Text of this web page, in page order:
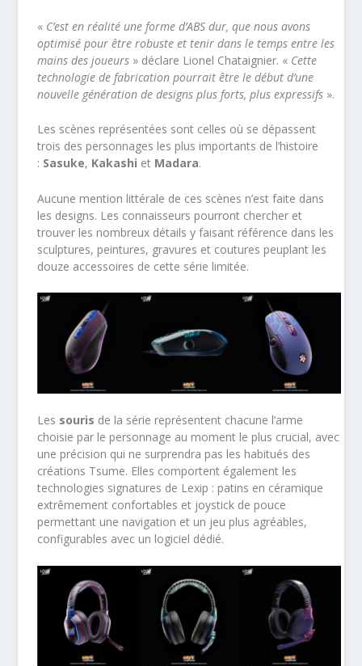
« C’est en réalité une forme d’ABS dur, que nous avons
optimisé pour être robuste et tenir dans le temps entre les
mains des joueurs » déclare Lionel Chataignier. « Cette
technologie de fabrication pourrait être le début d’une
nouvelle génération de designs plus forts, plus expressifs ».
Les scènes représentées sont celles où se dépassent
trois des personnages les plus importants de l’histoire
: Sasuke, Kakashi et Madara.
Aucune mention littérale de ces scènes n’est faite dans
les designs. Les connaisseurs pourront chercher et
trouver les nombreux détails y faisant référence dans les
sculptures, peintures, gravures et coutures peuplant les
douze accessoires de cette série limitée.
Les souris de la série représentent chacune l’arme
choisie par le personnage au moment le plus crucial, avec
une précision qui ne surprendra pas les habitués des
créations Tsume. Elles comportent également les
technologies signatures de Lexip : patins en céramique
extrêmement confortables et joystick de pouce
permettant une navigation et un jeu plus agréables,
configurables avec un logiciel dédié.